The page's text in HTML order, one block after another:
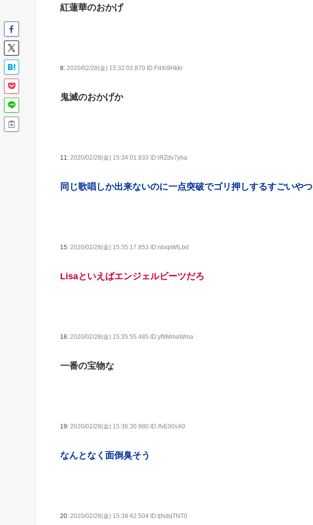
紅蓮華のおかげ
8: 2020/02/28(金) 15:32:02.870 ID:FdXi9Hkkr
鬼滅のおかげか
11: 2020/02/28(金) 15:34:01.833 ID:iRZdv7yha
同じ歌唱しか出来ないのに一点突破でゴリ押しするすごいやつ
15: 2020/02/28(金) 15:35:17.853 ID:nbspWlLbd
Lisaといえばエンジェルビーツだろ
16: 2020/02/28(金) 15:35:55.485 ID:yf9MmaWma
一番の宝物な
19: 2020/02/28(金) 15:36:30.980 ID:/fvE00sX0
なんとなく面倒臭そう
20: 2020/02/28(金) 15:38:42.504 ID:tjNdqTNT0